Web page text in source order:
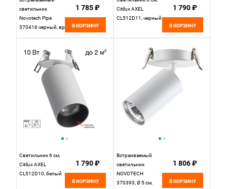
светильник
Novotech Pipe
370416 черный, вр
1 785 ₽
В КОРЗИНУ
Citilux AXEL
CL512D11, черный
1 790 ₽
В КОРЗИНУ
Светильник 6 см,
Citilux AXEL
CL512D10, белый
1 790 ₽
В КОРЗИНУ
Встраиваемый
светильник
NOVOTECH
370393, Ø 5 см,
1 806 ₽
В КОРЗИНУ